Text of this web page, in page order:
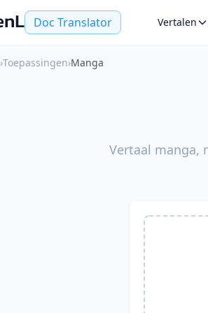
Doc Translator Vertalen
›Toepassingen›Manga
Vertaal manga,